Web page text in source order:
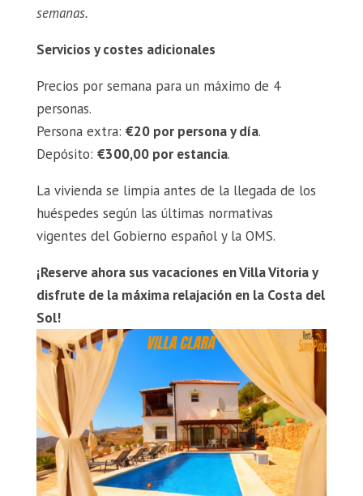
semanas.
Servicios y costes adicionales
Precios por semana para un máximo de 4
personas.
Persona extra: €20 por persona y día.
Depósito: €300,00 por estancia.
La vivienda se limpia antes de la llegada de los
huéspedes según las últimas normativas
vigentes del Gobierno español y la OMS.
¡Reserve ahora sus vacaciones en Villa Vitoria y
disfrute de la máxima relajación en la Costa del
Sol!